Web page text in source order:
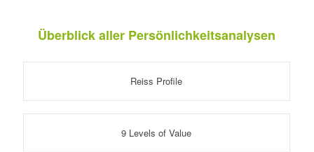
Überblick aller Persönlichkeitsanalysen
Reiss Profile
9 Levels of Value